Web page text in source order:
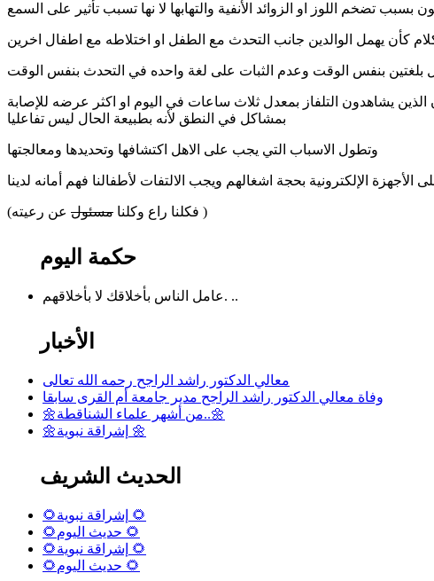
بسبب تضخم اللوز او الزوائد الأنفية والتهابها لا نها تسبب تأثير على السمع
كأن يهمل الوالدين جانب التحدث مع الطفل او اختلاطه مع اطفال اخرين
بلغتين بنفس الوقت وعدم الثبات على لغة واحده في التحدث بنفس الوقت
يشاهدون التلفاز بمعدل ثلاث ساعات في اليوم او اكثر عرضه للإصابة
بمشاكل في النطق لأنه بطبيعة الحال ليس تفاعليا
وتطول الاسباب التي يجب على الاهل اكتشافها وتحديدها ومعالجتها
الإلكترونية بحجة اشغالهم ويجب الالتفات لأطفالنا فهم أمانه لدينا
(فكلنا راع وكلنا مسئول عن رعيته )
حكمة اليوم
عامل الناس بأخلاقك لا بأخلاقهم. ..
الأخبار
معالي الدكتور راشد الراجح رحمه الله تعالى
وفاة معالي الدكتور راشد الراجح مدير جامعة أم القرى سابقا
🌼من أشهر علماء الشناقطة..🌼
🌼إشراقة نبوية 🌼
الحديث الشريف
🌻إشراقة نبوية 🌻
🌻حديث اليوم 🌻
🌻إشراقة نبوية 🌻
🌻حديث اليوم 🌻